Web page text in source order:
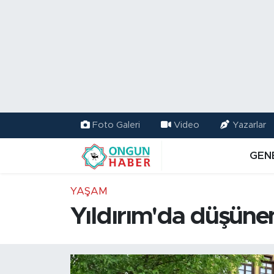
Foto Galeri Video Yazarlar
YAŞAM
Yıldırım'da
Trafik Durumu
TFF 2.Lig Kırmızı Grup Puan Durumu ve Fikstür
Haber Arşivi